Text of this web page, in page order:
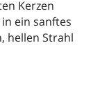
Kerzen
ein sanftes
hellen Strahl